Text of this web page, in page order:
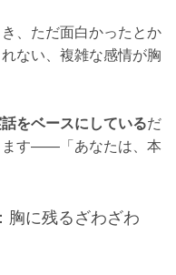
、ただ面白かったとか
ない、複雑な感情が胸
をベースにしているだ
ます――「あなたは、本
胸に残るざわざわ